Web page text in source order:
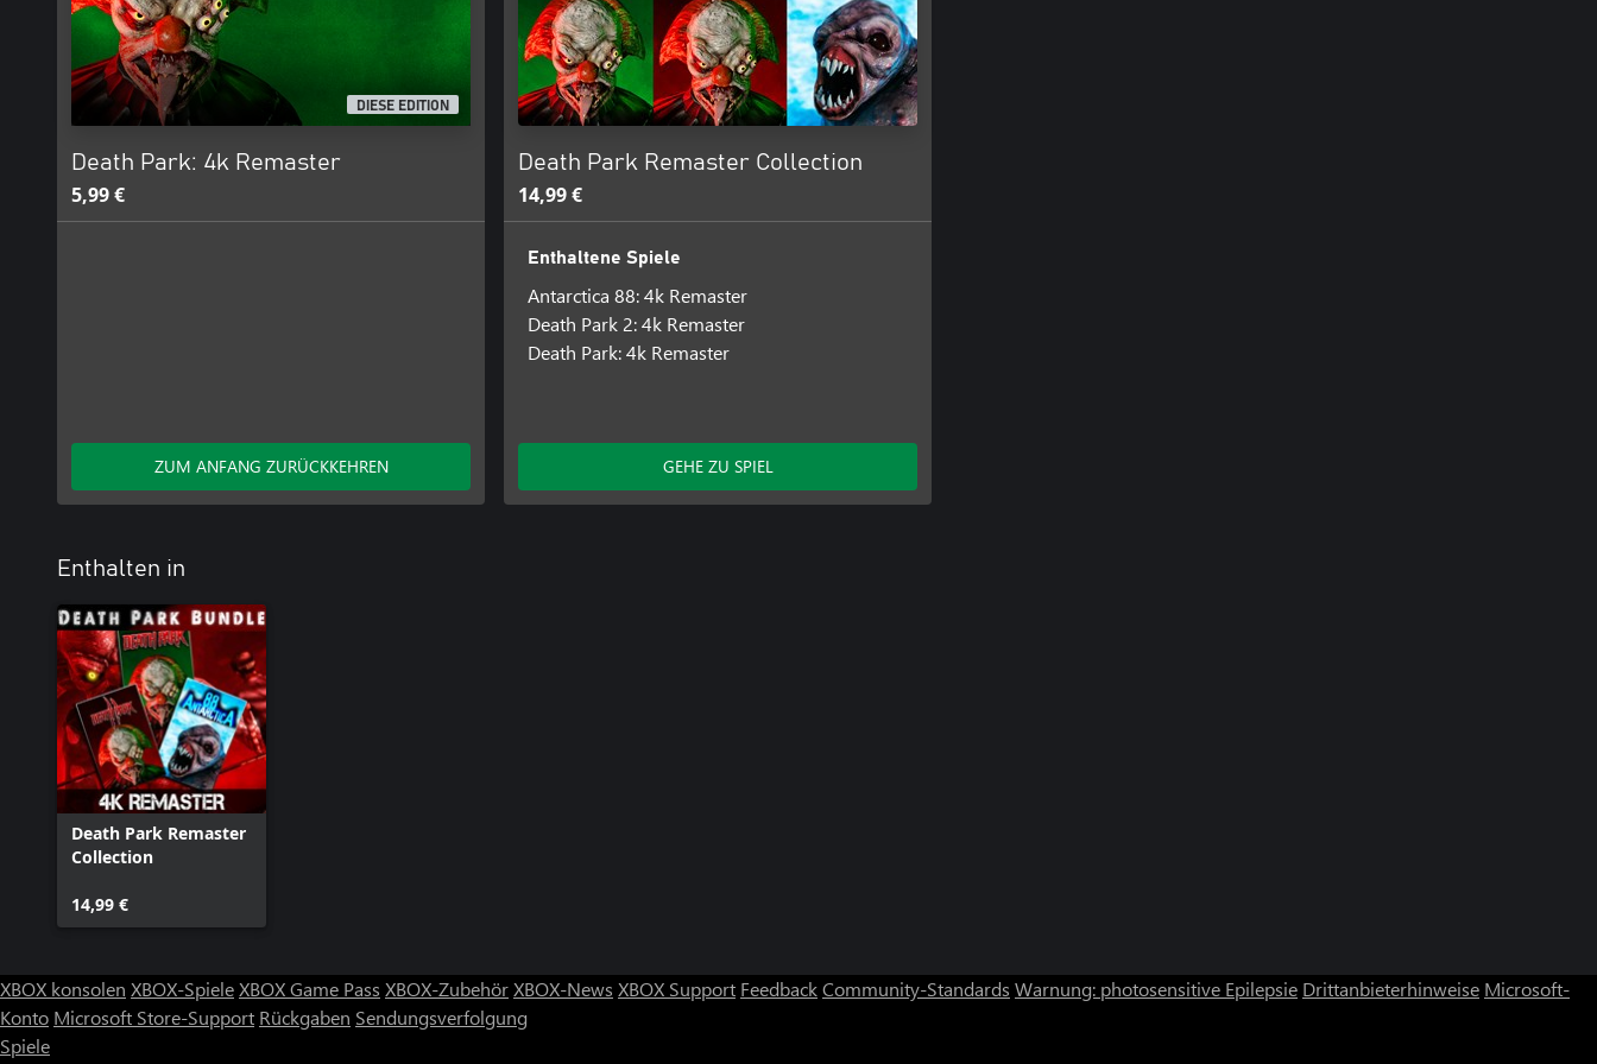
DIESE EDITION
Death Park: 4k Remaster
5,99 €
ZUM ANFANG ZURÜCKKEHREN
Death Park Remaster Collection
14,99 €
Enthaltene Spiele
Antarctica 88: 4k Remaster
Death Park 2: 4k Remaster
Death Park: 4k Remaster
GEHE ZU SPIEL
Enthalten in
Death Park Remaster
Collection
14,99 €
XBOX konsolen XBOX-SpieleXBOX Game Pass XBOX-ZubehörXBOX-News XBOX Support FeedbackCommunity-Standards Warnung: photosensitive Epilepsie Drittanbieterhinweise Microsoft-
Konto Microsoft Store-Support Rückgaben Sendungsverfolgung
Spiele